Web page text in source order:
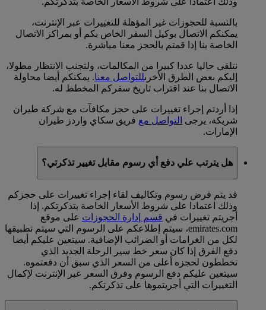
بالنسبة للحجوزات غير المؤهلة للتغييرات عبر الإنترنت،
يمكنكم الاتصال بوكيل السفر الخاص بكم أو بمراكز الاتصال
الخاصة بنا إذا قمتم بالحجز معنا مباشرة.
نتلقى حاليا عددا كبيرا من المكالمات، ولتجنب الانتظار مطولا،
إليكم بعض الطرق الأخرىللتواصل معنا. يمكنكم أيضا محاولة
الاتصال بنا عند اقتراب تاريخ سفركم المخطط له.
إذا أردتم إجراء تغييرات على حجز مكافآت مع شركة طيران
شريكة، يرجى التواصل مع فريق سكاي واردز طيران
الإمارات.
هل يترتب علي دفع أي رسوم مقابل تغيير تذكرتي؟
قد يتم فرض رسوم وتكاليف لقاء إجراء تغييرات على حجزكم
وذلك اعتمادا على شروط الأسعار الخاصة بتذكرتكم. إذا
أجريتم تغييرات في قسم إدارة الحجوزات على موقع
emirates.com، سيتم إطلاعكم على الرسوم التي سيتم تطبيقها
لكل من الغرامات أو الضرائب الإضافية. سيتعين عليكم أيضا
دفع الفرق إذا كان سعر خط سير الرحلة الجديد الذي
تخططون لحجزه أعلى من السعر الذي سبق أن دفعتموه.
سيتعين عليكم دفع الرسوم وفرق السعر عبر الإنترنت لإكمال
التغييرات التي أجريتموها على تذكرتكم.